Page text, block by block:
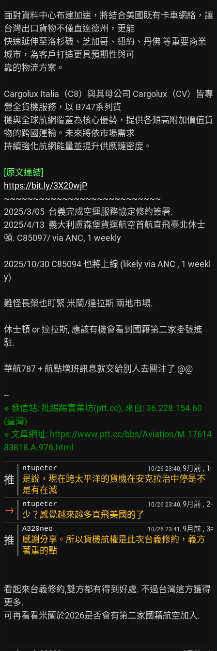
面對資料中心布建加速，將結合美國既有卡車網絡，讓
台灣出口貨物不僅直達德州，更能
快速延伸至洛杉磯、芝加哥、紐約、丹佛 等重要商業
城市，為客戶打造更具預期性與可
靠的物流方案。
Cargolux Italia（C8）與其母公司 Cargolux（CV）皆專
營全貨機服務，以 B747系列貨
機與全球航網覆蓋為核心優勢，提供各類高附加價值貨
物的跨國運輸。未來將依市場需求
持續強化航網能量並提升供應鏈密度。
[原文連結]
https://bit.ly/3X20wjP
~~~~~~~~~~~~~~~~~~~~~~~~~~~
2025/3/05  台義完成空運服務協定修約簽署.
2025/4/13  義大利盧森堡貨運航空首航直飛臺北休士
頓. C85097/ via ANC, 1 weekly
2025/10/30 C85094 也將上線 (likely via ANC , 1 weekl
y)
難怪長榮也盯緊 米蘭/達拉斯 兩地市場.
休士頓 or 達拉斯, 應該有機會看到國籍第二家掛號進
駐.
華航787 + 航點增班訊息就交給別人去關注了 @@
※ 發信站: 批踢踢實業坊(ptt.cc), 來自: 36.228.154.60
(臺灣)
※ 文章網址: https://www.ptt.cc/bbs/Aviation/M.17614
83818.A.976.html
推
ntupeter 10/26 23:40, 9月前 , 1 F
是說，現在跨太平洋的貨機在安克拉治中停是不
是有在減
→ ntupeter 10/26 23:40, 9月前 , 2F
少？感覺越來越多直飛美國的了
推
A320neo 10/26 23:41, 9月前 , 3F
感謝分享。所以貨機航權是此次台義修約，義方
著重的點
看起來台義修約,雙方都有得到好處. 不過台灣這方獲得
更多.
可再看看米蘭於2026是否會有第二家國籍航空加入.